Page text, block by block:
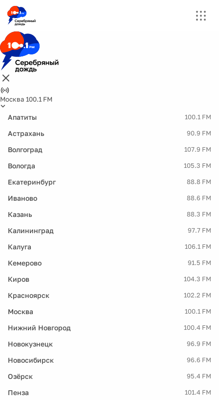
Москва 100.1 FM
Апатиты 100.1 FM
Астрахань 90.9 FM
Волгоград 107.9 FM
Вологда 105.3 FM
Екатеринбург 88.8 FM
Иваново 88.6 FM
Казань 88.3 FM
Калининград 97.7 FM
Калуга 106.1 FM
Кемерово 91.5 FM
Киров 104.3 FM
Красноярск 102.2 FM
Москва 100.1 FM
Нижний Новгород 100.4 FM
Новокузнецк 96.9 FM
Новосибирск 96.6 FM
Озёрск 95.4 FM
Пенза 101.4 FM